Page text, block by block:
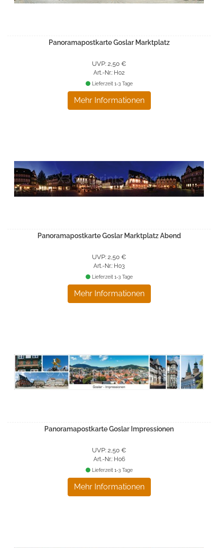
Panoramapostkarte Goslar Marktplatz
UVP: 2,50 €
Art.-Nr.: H02
Mehr Informationen
Lieferzeit 1-3 Tage
Panoramapostkarte Goslar Marktplatz Abend
UVP: 2,50 €
Art.-Nr.: H03
Mehr Informationen
Lieferzeit 1-3 Tage
Panoramapostkarte Goslar Impressionen
UVP: 2,50 €
Art.-Nr.: H06
Mehr Informationen
Lieferzeit 1-3 Tage